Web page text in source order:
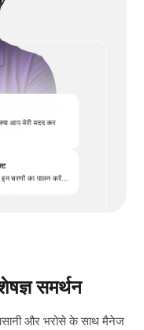
आप मेरी मदद कर
चरणों का पालन करें...
समर्थन
और भरोसे के साथ मैनेज